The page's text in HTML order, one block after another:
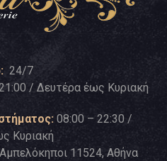
24/7
/ Δευτέρα έως Κυριακή
08:00 – 22:30 /
Κυριακή
11524, Αθήνα